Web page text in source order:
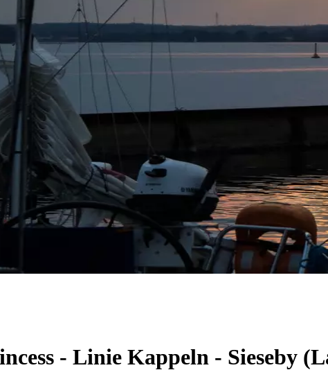
- Linie Kappeln - Sieseby